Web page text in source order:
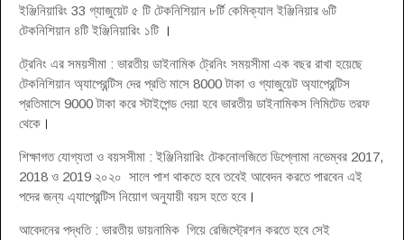
ইঞ্জিনিয়ারিং 33 গ্যাজুয়েট ৫ টি টেকনিশিয়ান ৮র্টি কেমিক্যাল ইঞ্জিনিয়ার ৬টি
টেকনিশিয়ান ৪টি ইঞ্জিনিয়ারিং ১টি ।
ট্রেনিং এর সময়সীমা : ভারতীয় ডাইনামিক ট্রেনিং সময়সীমা এক বছর রাখা হয়েছে
টেকনিশিয়ান অ্যাপ্রেন্টিস দের প্রতি মাসে 8000 টাকা ও গ্যাজুয়েট অ্যাপ্রেন্টিস
প্রতিমাসে 9000 টাকা করে স্টাইপেন্ড দেয়া হবে ভারতীয় ডাইনামিকস লিমিটেড তরফ
থেকে ।
শিক্ষাগত যোগ্যতা ও বয়সসীমা : ইঞ্জিনিয়ারিং টেকনোলজিতে ডিপ্লোমা নভেম্বর 2017,
2018 ও 2019 ২০২০ সালে পাশ থাকতে হবে তবেই আবেদন করতে পারবেন এই
পদের জন্য এ্যাপ্রেন্টিস নিয়োগ অনুযায়ী বয়স হতে হবে ।
আবেদনের পদ্ধতি : ভারতীয় ডায়নামিক গিয়ে রেজিস্ট্রেশন করতে হবে সেই